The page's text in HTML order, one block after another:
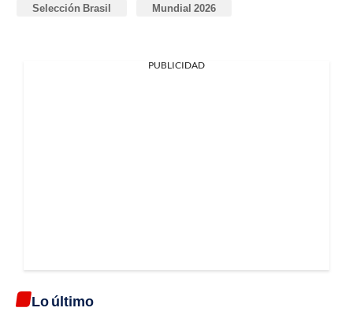
Selección Brasil Mundial 2026
PUBLICIDAD
Lo último